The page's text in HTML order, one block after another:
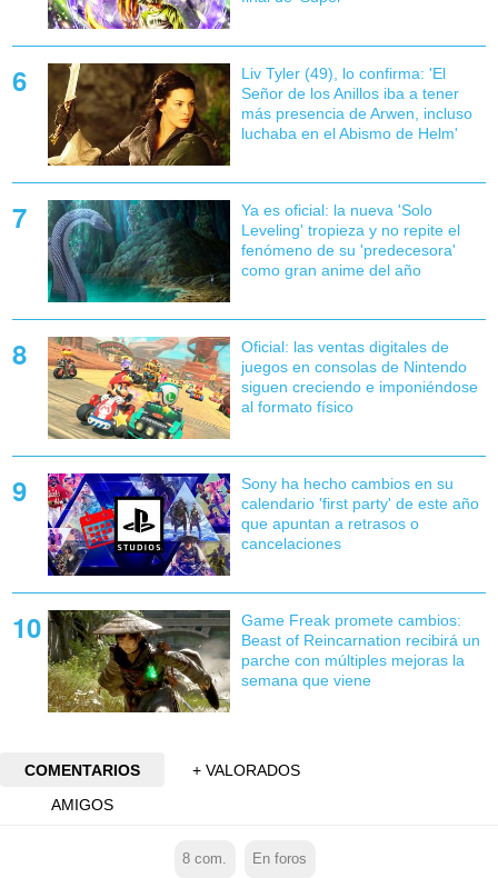
Liv Tyler (49), lo confirma: 'El
Señor de los Anillos iba a tener
más presencia de Arwen, incluso
luchaba en el Abismo de Helm'
Ya es oficial: la nueva 'Solo
Leveling' tropieza y no repite el
fenómeno de su 'predecesora'
como gran anime del año
Oficial: las ventas digitales de
juegos en consolas de Nintendo
siguen creciendo e imponiéndose
al formato físico
Sony ha hecho cambios en su
calendario 'first party' de este año
que apuntan a retrasos o
cancelaciones
Game Freak promete cambios:
Beast of Reincarnation recibirá un
parche con múltiples mejoras la
semana que viene
COMENTARIOS
+ VALORADOS
AMIGOS
8 com. En foros